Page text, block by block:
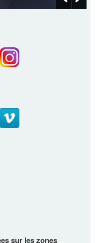
sur les zones